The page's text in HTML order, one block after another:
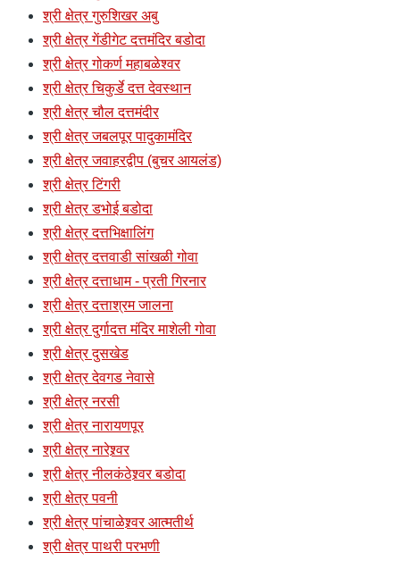
श्री क्षेत्र गुरुशिखर अबु
श्री क्षेत्र गेंडीगेट दत्तमंदिर बडोदा
श्री क्षेत्र गोकर्ण महाबळेश्वर
श्री क्षेत्र चिकुर्डे दत्त देवस्थान
श्री क्षेत्र चौल दत्तमंदीर
श्री क्षेत्र जबलपूर पादुकामंदिर
श्री क्षेत्र जवाहरद्वीप (बुचर आयलंड)
श्री क्षेत्र टिंगरी
श्री क्षेत्र डभोई बडोदा
श्री क्षेत्र दत्तभिक्षालिंग
श्री क्षेत्र दत्तवाडी सांखळी गोवा
श्री क्षेत्र दत्ताधाम - प्रती गिरनार
श्री क्षेत्र दत्ताश्रम जालना
श्री क्षेत्र दुर्गादत्त मंदिर माशेली गोवा
श्री क्षेत्र दुसखेड
श्री क्षेत्र देवगड नेवासे
श्री क्षेत्र नरसी
श्री क्षेत्र नारायणपूर
श्री क्षेत्र नारेश्र्वर
श्री क्षेत्र नीलकंठेश्र्वर बडोदा
श्री क्षेत्र पवनी
श्री क्षेत्र पांचाळेश्र्वर आत्मतीर्थ
श्री क्षेत्र पाथरी परभणी